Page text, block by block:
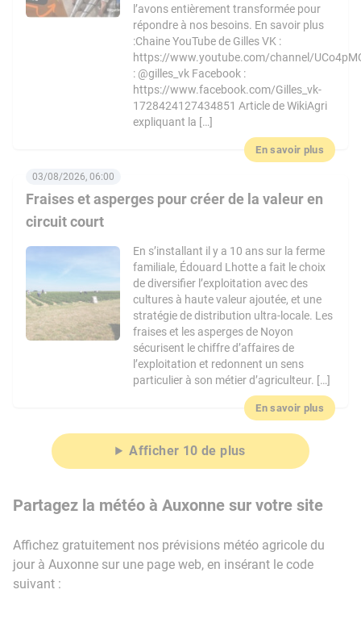
l’avons entièrement transformée pour
répondre à nos besoins. En savoir plus
:Chaine YouTube de Gilles VK :
https://www.youtube.com/channel/
: @gilles_vk Facebook :
https://www.facebook.com/Gilles_vk-
1728424127434851 Article de WikiAgri
expliquant la […]
En savoir plus
Fraises et asperges pour créer de la valeur en
circuit court
03/08/2026, 06:00
En s’installant il y a 10 ans sur la ferme
familiale, Édouard Lhotte a fait le choix
de diversifier l’exploitation avec des
cultures à haute valeur ajoutée, et une
stratégie de distribution ultra-locale. Les
fraises et les asperges de Noyon
sécurisent le chiffre d’affaires de
l’exploitation et redonnent un sens
particulier à son métier d’agriculteur. […]
En savoir plus
Afficher 10 de plus
Partagez la météo à Auxonne sur votre site
Affichez gratuitement nos prévisions météo agricole du
jour à Auxonne sur une page web, en insérant le code
suivant :